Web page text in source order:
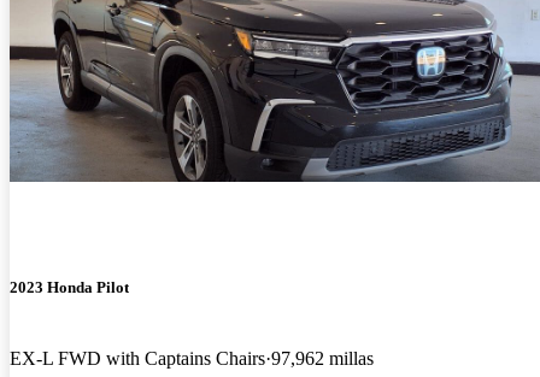
2023 Honda Pilot
EX-L FWD with Captains Chairs 97,962 millas